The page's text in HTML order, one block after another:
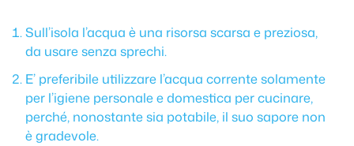
Sull’isola l’acqua è una risorsa scarsa e preziosa,
da usare senza sprechi.
E’ preferibile utilizzare l’acqua corrente solamente
per l’igiene personale e domestica per cucinare,
perché, nonostante sia potabile, il suo sapore non
è gradevole.